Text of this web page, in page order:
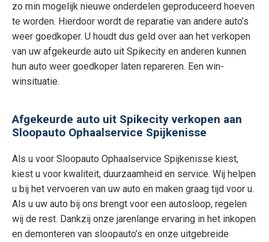
zo min mogelijk nieuwe onderdelen geproduceerd hoeven
te worden. Hierdoor wordt de reparatie van andere auto’s
weer goedkoper. U houdt dus geld over aan het verkopen
van uw afgekeurde auto uit Spikecity en anderen kunnen
hun auto weer goedkoper laten repareren. Een win-
winsituatie.
Afgekeurde auto uit Spikecity verkopen aan
Sloopauto Ophaalservice Spijkenisse
Als u voor Sloopauto Ophaalservice Spijkenisse kiest,
kiest u voor kwaliteit, duurzaamheid en service. Wij helpen
u bij het vervoeren van uw auto en maken graag tijd voor u.
Als u uw auto bij ons brengt voor een autosloop, regelen
wij de rest. Dankzij onze jarenlange ervaring in het inkopen
en demonteren van sloopauto’s en onze uitgebreide